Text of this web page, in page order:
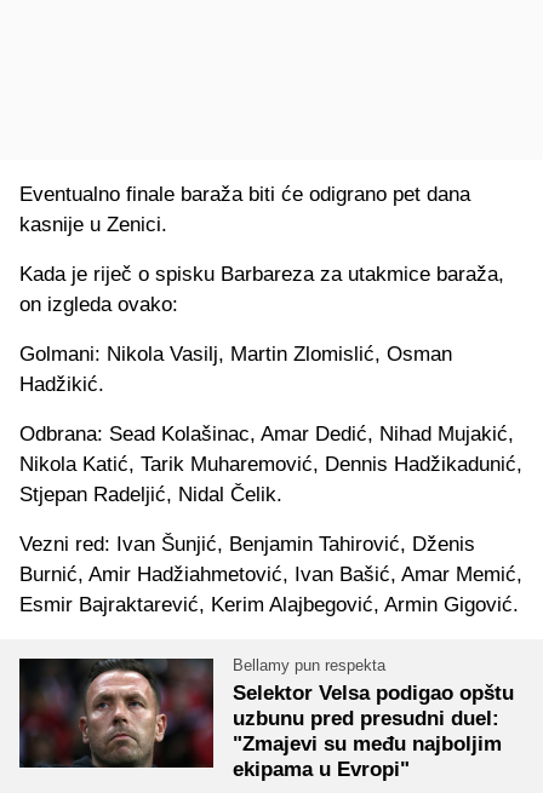
Eventualno finale baraža biti će odigrano pet dana
kasnije u Zenici.
Kada je riječ o spisku Barbareza za utakmice baraža,
on izgleda ovako:
Golmani: Nikola Vasilj, Martin Zlomislić, Osman
Hadžikić.
Odbrana: Sead Kolašinac, Amar Dedić, Nihad Mujakić,
Nikola Katić, Tarik Muharemović, Dennis Hadžikadunić,
Stjepan Radeljić, Nidal Čelik.
Vezni red: Ivan Šunjić, Benjamin Tahirović, Dženis
Burnić, Amir Hadžiahmetović, Ivan Bašić, Amar Memić,
Esmir Bajraktarević, Kerim Alajbegović, Armin Gigović.
Bellamy pun respekta
Selektor Velsa podigao opštu
uzbunu pred presudni duel:
"Zmajevi su među najboljim
ekipama u Evropi"